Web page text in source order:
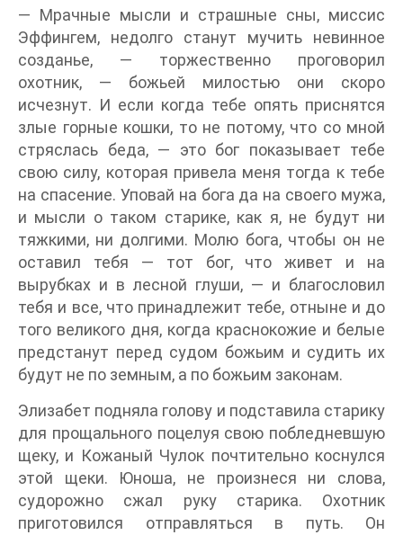
— Мрачные мысли и страшные сны, миссис
Эффингем, недолго станут мучить невинное
созданье, — торжественно проговорил
охотник, — божьей милостью они скоро
исчезнут. И если когда тебе опять приснятся
злые горные кошки, то не потому, что со мной
стряслась беда, — это бог показывает тебе
свою силу, которая привела меня тогда к тебе
на спасение. Уповай на бога да на своего мужа,
и мысли о таком старике, как я, не будут ни
тяжкими, ни долгими. Молю бога, чтобы он не
оставил тебя — тот бог, что живет и на
вырубках и в лесной глуши, — и благословил
тебя и все, что принадлежит тебе, отныне и до
того великого дня, когда краснокожие и белые
предстанут перед судом божьим и судить их
будут не по земным, а по божьим законам.
Элизабет подняла голову и подставила старику
для прощального поцелуя свою побледневшую
щеку, и Кожаный Чулок почтительно коснулся
этой щеки. Юноша, не произнеся ни слова,
судорожно сжал руку старика. Охотник
приготовился отправляться в путь. Он